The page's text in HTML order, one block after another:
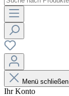
Menü schließen
Ihr Konto